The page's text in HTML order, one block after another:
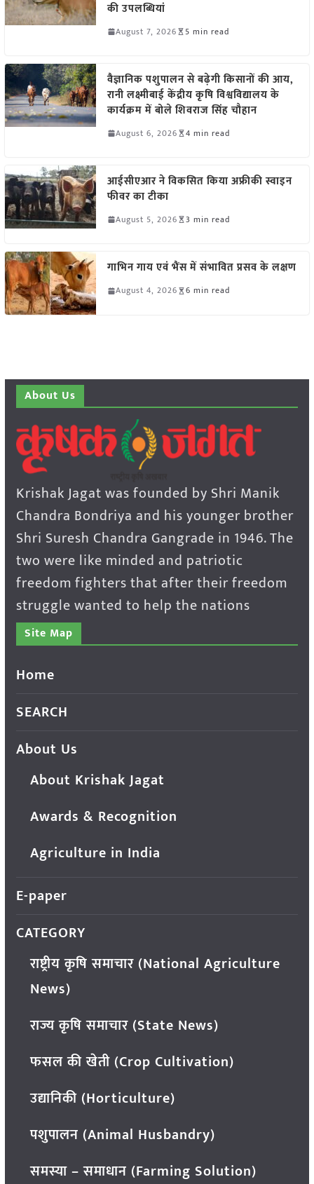
की उपलब्धियां
August 7, 2026 5 min read
वैज्ञानिक पशुपालन से बढ़ेगी किसानों की आय,
रानी लक्ष्मीबाई केंद्रीय कृषि विश्वविद्यालय के
कार्यक्रम में बोले शिवराज सिंह चौहान
August 6, 2026 4 min read
आईसीएआर ने विकसित किया अफ्रीकी स्वाइन
फीवर का टीका
August 5, 2026 3 min read
गाभिन गाय एवं भैंस में संभावित प्रसव के लक्षण
August 4, 2026 6 min read
About Us
Krishak Jagat was founded by Shri Manik
Chandra Bondriya and his younger brother
Shri Suresh Chandra Gangrade in 1946. The
two were like minded and patriotic
freedom fighters that after their freedom
struggle wanted to help the nations
Site Map
Home
SEARCH
About Us
About Krishak Jagat
Awards & Recognition
Agriculture in India
E-paper
CATEGORY
राष्ट्रीय कृषि समाचार (National Agriculture
News)
राज्य कृषि समाचार (State News)
फसल की खेती (Crop Cultivation)
उद्यानिकी (Horticulture)
पशुपालन (Animal Husbandry)
समस्या – समाधान (Farming Solution)